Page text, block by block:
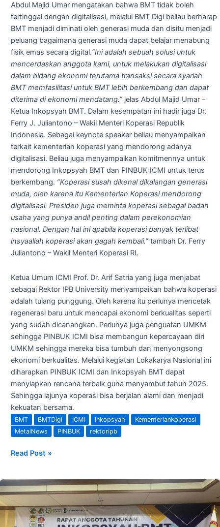
Abdul Majid Umar mengatakan bahwa BMT tidak boleh
tertinggal dengan digitalisasi, melalui BMT Digi beliau berharap
BMT menjadi diminati oleh generasi muda dan disitu menjadi
peluang bagaimana generasi muda dapat belajar menabung
fisik emas secara digital.“Ini adalah sebuah solusi untuk
mencerdaskan anggota kami, untuk melakukan digitalisasi
dalam bidang ekonomi terutama transaksi secara syariah.
BMT memfasilitasi untuk BMT lebih berkembang dan dapat
diterima di ekonomi mendatang.”jelas Abdul Majid Umar –
Ketua Inkopsyah BMT. Dalam kesempatan ini hadir juga Dr.
Ferry J. Juliantono – Wakil Menteri Koperasi Republik
Indonesia. Sebagai keynote speaker beliau menyampaikan
terkait kementerian koperasi yang mendorong adanya
digitalisasi. Beliau juga menyampaikan komitmennya untuk
mendorong Inkopsyah BMT dan PINBUK ICMI untuk terus
berkembang. “Koperasi susah dikenal dikalangan generasi
muda, oleh karena itu Kementerian Koperasi mendorong
digitalisasi. Presiden juga meminta koperasi sebagai badan
usaha yang punya andil penting dalam perekonomian
nasional. Dengan hal ini apabila koperasi banyak terlibat
insyaallah koperasi akan gagah kembali.”tambah Dr. Ferry
Juliantono – Wakil Menteri Koperasi RI.
Ketua Umum ICMI Prof. Dr. Arif Satria yang juga menjabat
sebagai Rektor IPB University menyampaikan bahwa koperasi
adalah tulang punggung. Oleh karena itu perlunya mencetak
regenerasi baru untuk mencapai ekonomi berkualitas seperti
yang sudah dicanangkan. Perlunya juga penguatan UMKM
sehingga PINBUK ICMI bisa membangun kepercayaan diri
UMKM sehingga mereka bisa tumbuh dan menyongsong
ekonomi berkualitas. Melalui kegiatan Lokakarya Nasional ini
diharapkan PINBUK ICMI dan Inkopsyah BMT dapat
menyiapkan rencana terbaik guna menyambut tahun 2025.
Sehingga lajunya koperasi bisa berjalan alami dan menjadi
kekuatan bersama.
BMT BMTDigi ICMI Inkopsyah
KementerianKoperasi
MetalNews
PINBUK rektoripb
Read Post »
Press
Release
:
Kuatkan